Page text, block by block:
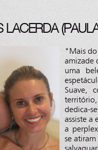
LACERDA
"Mais do
amizade
uma
Suave,
território,
dedica-
assiste a
a
se atiram